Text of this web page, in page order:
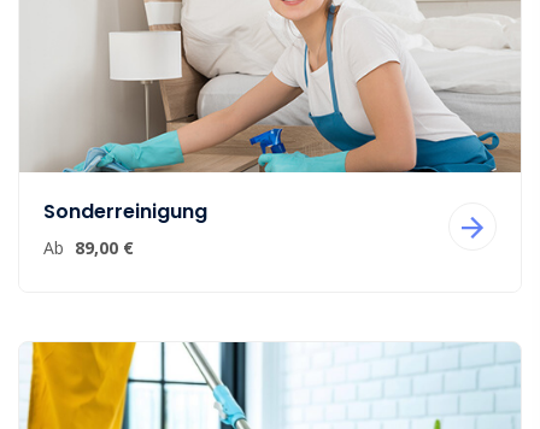
Sonderreinigung
Ab 89,00 €